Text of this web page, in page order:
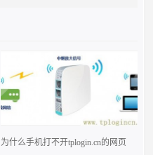
为什么手机打不开tplogin.cn的网页